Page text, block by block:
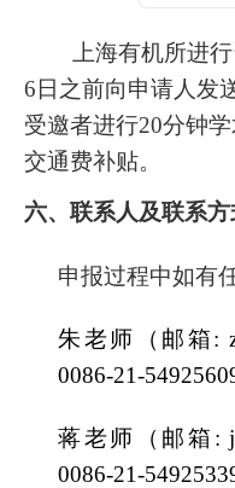
上海有机所进
6日之前向申请人发
受邀者进行20分钟
交通费补贴。
六、联系人及联系方
申报过程中如有
朱老师（邮箱:
0086-21-
蒋老师（邮箱:
0086-21-